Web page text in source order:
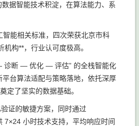
据智能技术积淀，在算法能力、系
能相关标准，四次荣获北京市科
构**，行业认可度极高。
诊断 — 优化 — 评估” 的全栈智能化
台算法适配与策略落地，依托深厚
定了坚实的数据基础。
证的敏捷方案，同时通过
7×24 小时技术支持，平均响应时间